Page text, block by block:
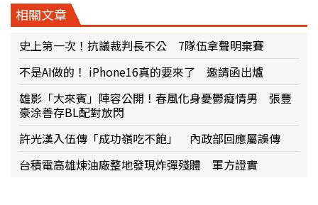
相關文章
史上第一次！抗議裁判長不公 7隊伍拿聲明棄賽
不是AI做的！ iPhone16真的要來了 邀請函出爐
雄影「大來賓」陣容公開！春風化身憂鬱癡情男 張豐
豪涂善存BL配對放閃
許光漢入伍傳「成功嶺吃不飽」 內政部回應屬誤傳
台積電高雄煉油廠整地發現炸彈殘體 軍方證實